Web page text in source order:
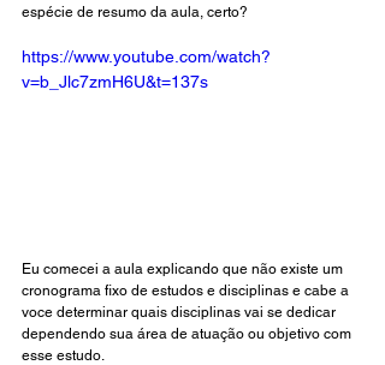
espécie de resumo da aula, certo?
https://www.youtube.com/watch?
v=b_Jlc7zmH6U&t=137s
Eu comecei a aula explicando que não existe um
cronograma fixo de estudos e disciplinas e cabe a
voce determinar quais disciplinas vai se dedicar
dependendo sua área de atuação ou objetivo com
esse estudo.